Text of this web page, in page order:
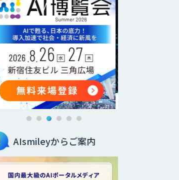
AIsmileyからご案内